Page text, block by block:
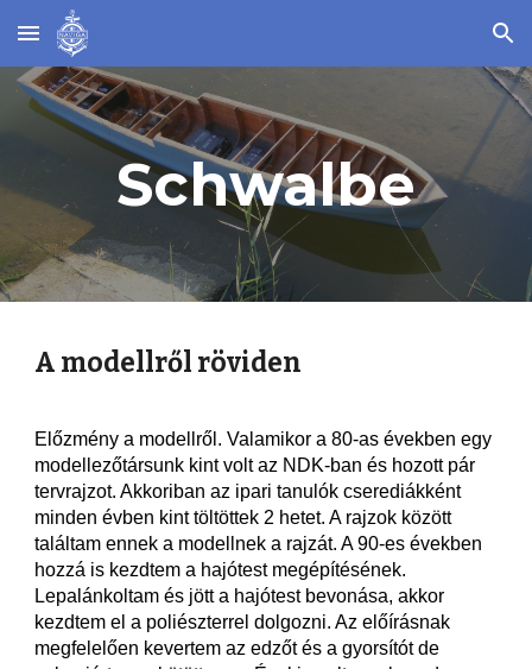
Skip to main content Skip to navigation
Schwalbe
A modellről röviden
Előzmény a modellről. Valamikor a 80-as években egy
modellezőtársunk kint volt az NDK-ban és hozott pár
tervrajzot. Akkoriban az ipari tanulók cserediákként
minden évben kint töltöttek 2 hetet. A rajzok között
találtam ennek a modellnek a rajzát. A 90-es években
hozzá is kezdtem a hajótest megépítésének.
Lepalánkoltam és jött a hajótest bevonása, akkor
kezdtem el a poliészterrel dolgozni. Az előírásnak
megfelelően kevertem az edzőt és a gyorsítót de